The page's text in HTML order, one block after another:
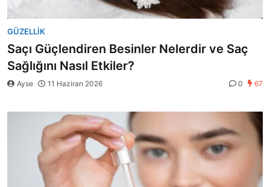
GÜZELLIK
Saçı Güçlendiren Besinler Nelerdir ve Saç
Sağlığını Nasıl Etkiler?
Ayse 11 Haziran 2026 0 67